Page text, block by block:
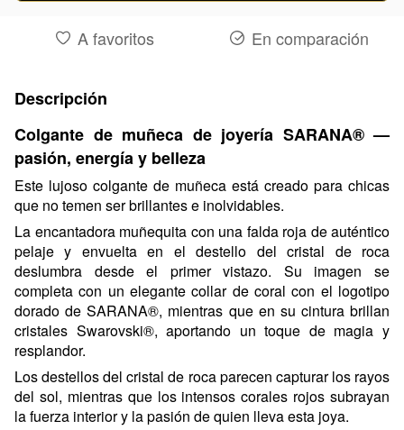
A favoritos En comparación
Descripción
Colgante de muñeca de joyería SARANA® —
pasión, energía y belleza
Este lujoso colgante de muñeca está creado para chicas
que no temen ser brillantes e inolvidables.
La encantadora muñequita con una falda roja de auténtico
pelaje y envuelta en el destello del cristal de roca
deslumbra desde el primer vistazo. Su imagen se
completa con un elegante collar de coral con el logotipo
dorado de SARANA®, mientras que en su cintura brillan
cristales Swarovski®, aportando un toque de magia y
resplandor.
Los destellos del cristal de roca parecen capturar los rayos
del sol, mientras que los intensos corales rojos subrayan
la fuerza interior y la pasión de quien lleva esta joya.